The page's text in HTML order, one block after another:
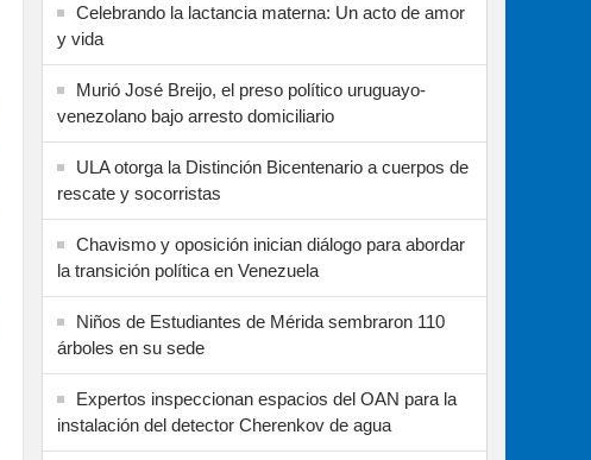
Celebrando la lactancia materna: Un acto de amor
y vida
Murió José Breijo, el preso político uruguayo-
venezolano bajo arresto domiciliario
ULA otorga la Distinción Bicentenario a cuerpos de
rescate y socorristas
Chavismo y oposición inician diálogo para abordar
la transición política en Venezuela
Niños de Estudiantes de Mérida sembraron 110
árboles en su sede
Expertos inspeccionan espacios del OAN para la
instalación del detector Cherenkov de agua